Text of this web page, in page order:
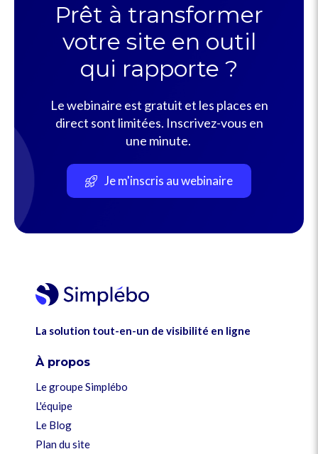
Prêt à transformer
votre site en outil
qui rapporte ?
Le webinaire est gratuit et les places en
direct sont limitées. Inscrivez-vous en
une minute.
Je m'inscris au webinaire
La solution tout-en-un de visibilité en ligne
À propos
Le groupe Simplébo
L'équipe
Le Blog
Plan du site